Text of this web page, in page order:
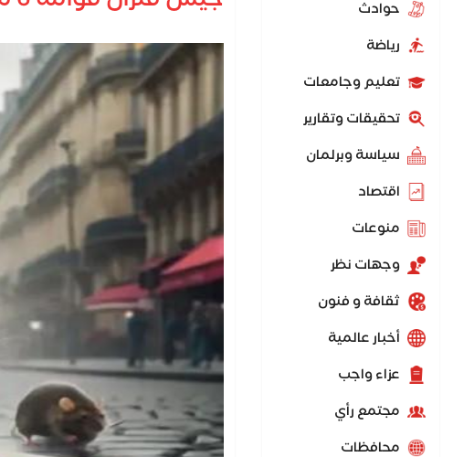
حوادث
رياضة
تعليم وجامعات
تحقيقات وتقارير
سياسة وبرلمان
اقتصاد
منوعات
وجهات نظر
ثقافة و فنون
أخبار عالمية
عزاء واجب
مجتمع رأي
محافظات